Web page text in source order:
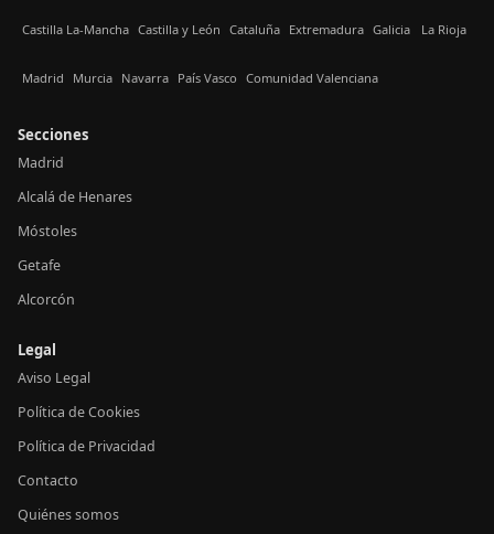
Castilla La-Mancha Castilla y León Cataluña Extremadura Galicia La Rioja
Madrid Murcia Navarra País Vasco Comunidad Valenciana
Secciones
Madrid
Alcalá de Henares
Móstoles
Getafe
Alcorcón
Legal
Aviso Legal
Política de Cookies
Política de Privacidad
Contacto
Quiénes somos